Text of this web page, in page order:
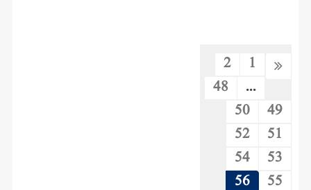
1
2
...
48
49
50
51
52
53
54
55
56